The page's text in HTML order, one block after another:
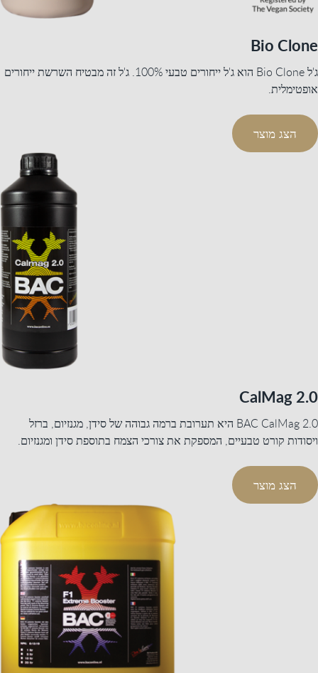
Bio Clone
ג'ל Bio Clone הוא ג'ל ייחורים טבעי 100%. ג'ל זה מבטיח השרשת ייחורים
אופטימלית.
הצג מוצר
CalMag 2.0
BAC CalMag 2.0 היא תערובת ברמה גבוהה של סידן, מגנזיום, ברזל
ויסודות קורט טבעיים, המספקת את צורכי הצמח בתוספת סידן ומגנזיום.
הצג מוצר